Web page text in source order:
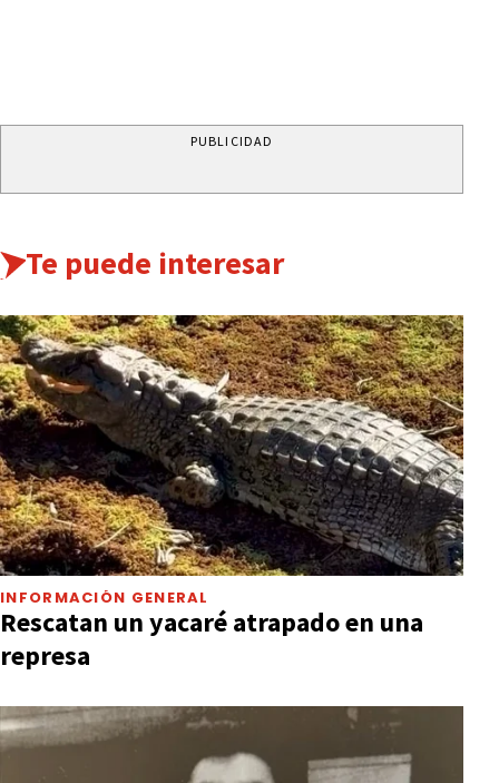
PUBLICIDAD
Te puede interesar
INFORMACIÓN GENERAL
Rescatan un yacaré atrapado en una
represa